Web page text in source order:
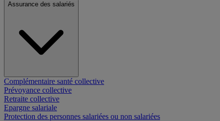
Assurance des salariés
Complémentaire santé collective
Prévoyance collective
Retraite collective
Epargne salariale
Protection des personnes salariées ou non salariées